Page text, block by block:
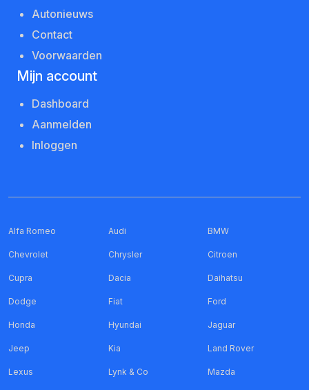
Autonieuws
Contact
Voorwaarden
Mijn account
Dashboard
Aanmelden
Inloggen
Alfa Romeo Audi BMW
Chevrolet Chrysler Citroen
Cupra Dacia Daihatsu
Dodge Fiat Ford
Honda Hyundai Jaguar
Jeep Kia Land Rover
Lexus Lynk & Co Mazda